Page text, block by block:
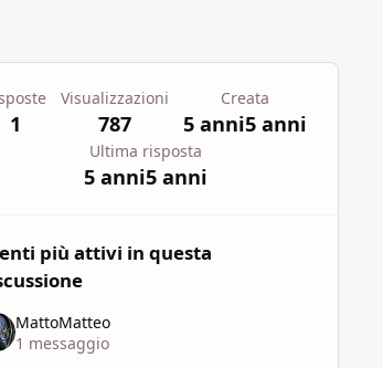
1
Visualizzazioni
787
Creata
5 anni5 anni
Ultima risposta
5 anni5 anni
più attivi in questa
MattoMatteo
1 messaggio